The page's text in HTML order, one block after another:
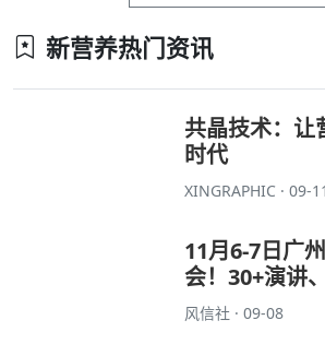
新营养热门资讯
共晶技术：让
时代
XINGRAPHIC · 09-11
11月6-7日广
会！30+演讲
风信社 · 09-08